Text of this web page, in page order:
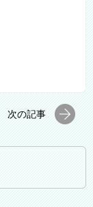
次の記事